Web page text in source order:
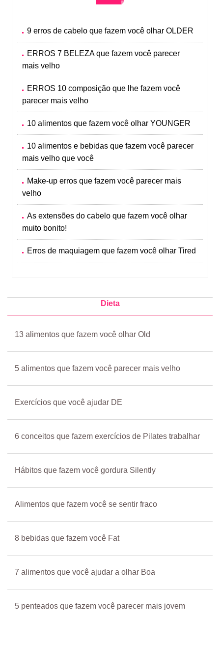
9 erros de cabelo que fazem você olhar OLDER
ERROS 7 BELEZA que fazem você parecer
mais velho
ERROS 10 composição que lhe fazem você
parecer mais velho
10 alimentos que fazem você olhar YOUNGER
10 alimentos e bebidas que fazem você parecer
mais velho que você
Make-up erros que fazem você parecer mais
velho
As extensões do cabelo que fazem você olhar
muito bonito!
Erros de maquiagem que fazem você olhar Tired
Dieta
13 alimentos que fazem você olhar Old
5 alimentos que fazem você parecer mais velho
Exercícios que você ajudar DE
6 conceitos que fazem exercícios de Pilates trabalhar
Hábitos que fazem você gordura Silently
Alimentos que fazem você se sentir fraco
8 bebidas que fazem você Fat
7 alimentos que você ajudar a olhar Boa
5 penteados que fazem você parecer mais jovem